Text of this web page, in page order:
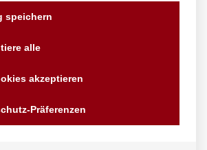
Anfragen
Wir sind seit über 40 Jahren
für Sie da
Vorrauskasse Paypal,
Kreditkarte, Direkt
speichern
alle
akzeptieren
Präferenzen